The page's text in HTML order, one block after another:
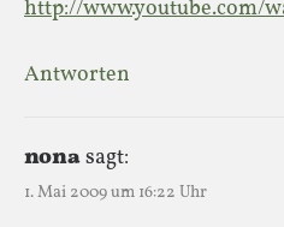
http://www.youtube.com/
Antworten
nonasagt:
1. Mai 2009 um 16:22 Uhr